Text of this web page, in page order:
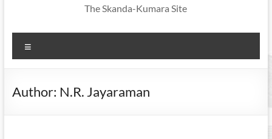
The Skanda-Kumara Site
Author: N.R. Jayaraman